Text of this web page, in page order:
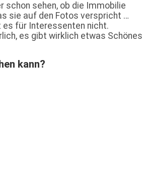
schon sehen, ob die Immobilie
sie auf den Fotos verspricht …
es für Interessenten nicht.
es gibt wirklich etwas Schönes
kann?